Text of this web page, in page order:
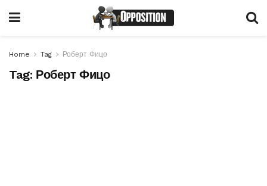
Home Tag Роберт Фицо
Tag: Роберт Фицо